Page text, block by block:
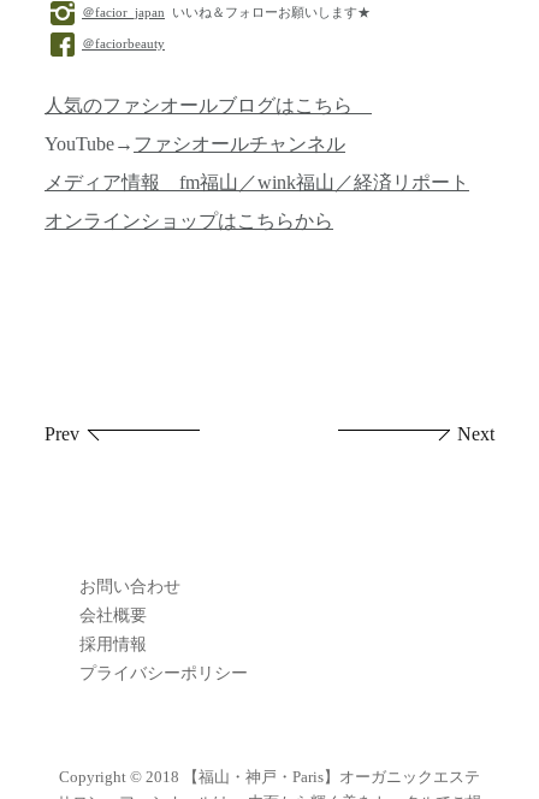
＠facior_japan いいね＆フォローお願いします★
＠faciorbeauty
人気のファシオールブログはこちら
YouTube→ ファシオールチャンネル
メディア情報 fm福山／wink福山／経済リポート
オンラインショップはこちらから
Prev Next
お問い合わせ
会社概要
採用情報
プライバシーポリシー
Copyright © 2018
【福山・神戸・Paris】オーガニックエステ